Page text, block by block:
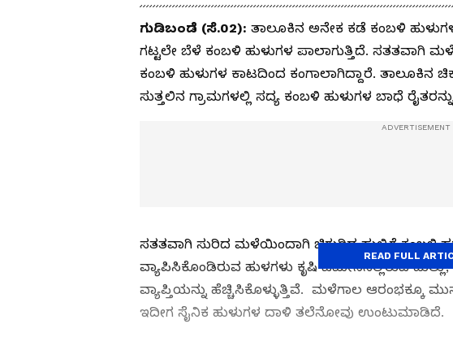
ಗುಡಿಬಂಡೆ (ಸೆ.02): ತಾಲೂಕಿನ ಅನೇಕ ಕಡೆ ಕಂಬಳಿ
ಗಟ್ಟಲೇ ಬೆಳೆ ಕಂಬಳಿ ಹುಳುಗಳ ಪಾಲಾಗುತ್ತಿದೆ. ಸತತವಾಗಿ
ಕಂಬಳಿ ಹುಳುಗಳ ಕಾಟದಿಂದ ಕಂಗಾಲಾಗಿದ್ದಾರೆ. ತಾಲೂಕಿನ
ಸುತ್ತಲಿನ ಗ್ರಾಮಗಳಲ್ಲಿ ಸದ್ಯ ಕಂಬಳಿ ಹುಳುಗಳ ಬಾಧೆ
ಸತತವಾಗಿ ಸುರಿದ ಮಳೆಯಿಂದಾಗಿ ಚಿಗುರಿದ ಹುಲ್ಲಿಗೆ ಕಂಬಳಿ
ವ್ಯಾಪಿಸಿಕೊಂಡಿರುವ ಹುಳಗಳು ಕೃಷಿ ಜಮೀನಿನಲ್ಲಿರುವ ಹುಲ್ಲು,
ವ್ಯಾಪ್ತಿಯನ್ನು ಹೆಚ್ಚಿಸಿಕೊಳ್ಳುತ್ತಿವೆ. ಮಳೆಗಾಲ ಆರಂಭಕ್ಕೂ
ಇದೀಗ ಸೈನಿಕ ಹುಳುಗಳ ದಾಳಿ ತಲೆನೋವು ಉಂಟುಮಾಡಿದೆ.
READ FULL